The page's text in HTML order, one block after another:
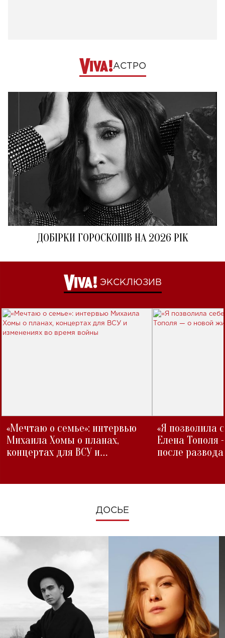
АСТРО
ДОБІРКИ ГОРОСКОПІВ НА 2026 РІК
ЭКСКЛЮЗИВ
«Мечтаю о семье»: интервью
Михаила Хомы о планах,
концертах для ВСУ и
«Я позволила
Елена Тополя
после развода
ДОСЬЕ